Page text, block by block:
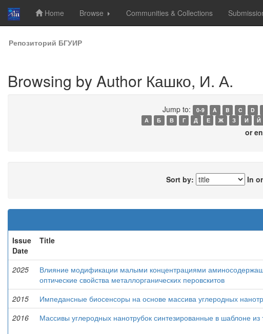
Skip
navigation
Home Browse Communities & Collections
Репозиторий БГУИР
Browsing by Author Кашко, И. А.
Jump to: 0-9 A B C D
А
Б В Г Д Е Ж З И Й
or
Sort by: In
Issue
Date
Title
2025
Влияние модификации малыми концентрациями
оптические свойства металлорганических перовскитов
2015 Импедансные биосенсоры на основе массива углеродных
2016
Массивы углеродных нанотрубок синтезированные в шаблоне из